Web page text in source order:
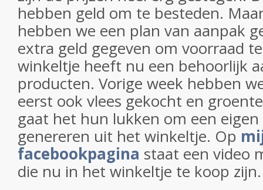
hebben geld om te besteden.
hebben we een plan van aanpak
extra geld gegeven om voorraad
winkeltje heeft nu een behoorlijk
producten. Vorige week hebben
eerst ook vlees gekocht en
gaat het hun lukken om een
genereren uit het winkeltje. Op
facebookpagina staat een video
die nu in het winkeltje te koop